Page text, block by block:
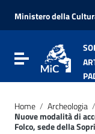
Vai al menu di
Vai al footer
Ministero della
Attiva / disattiva
Home / Archeologia /
Nuove modalità di
Folco, sede della